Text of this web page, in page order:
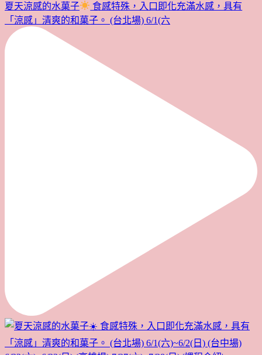
夏天涼感的水菓子
食感特殊，入口即化充滿水感，具有
「涼感」清爽的和菓子。 (台北場) 6/1(六